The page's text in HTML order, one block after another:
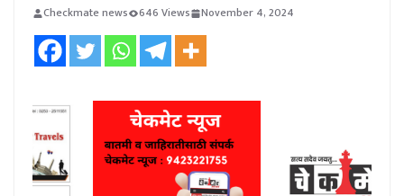
Checkmate news 646 Views November 4, 2024